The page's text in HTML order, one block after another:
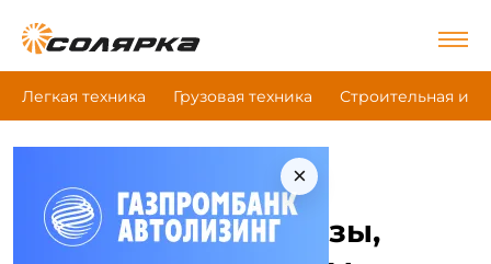
Легкая техника Грузовая техника Строительная и
×
Главная
|
Молоковозы, пищевые цистерны
Феникс Молоковозы,